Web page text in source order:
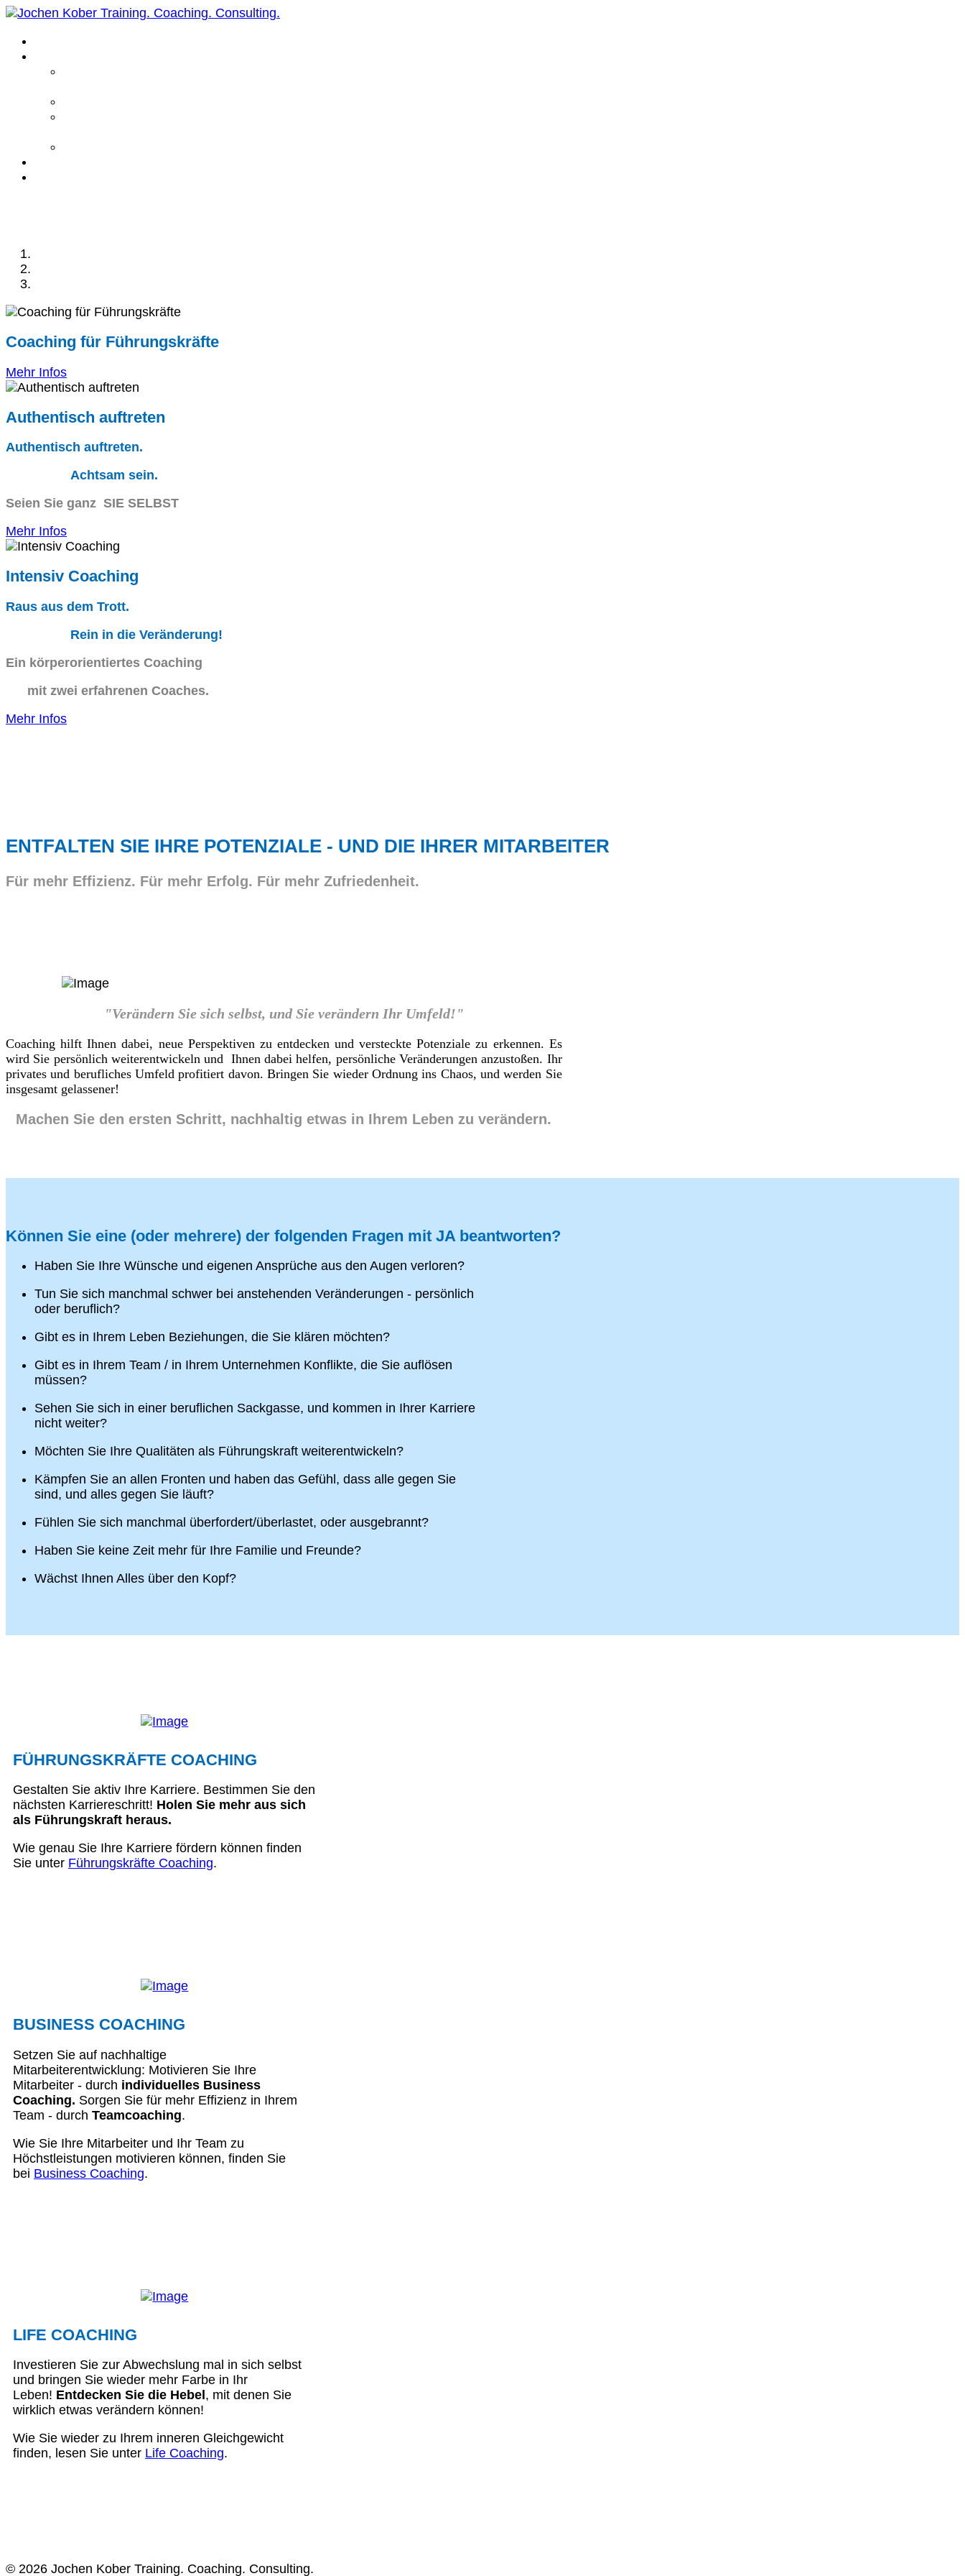
Coaching für Führungskräfte
Mehr Infos
Authentisch auftreten
Authentisch auftreten.
Achtsam sein.
Seien Sie ganz SIE SELBST
Mehr Infos
Intensiv Coaching
Raus aus dem Trott.
Rein in die Veränderung!
Ein körperorientiertes Coaching
mit zwei erfahrenen Coaches.
Mehr Infos
ENTFALTEN SIE IHRE POTENZIALE - UND DIE IHRER MITARBEITER
Für mehr Effizienz. Für mehr Erfolg. Für mehr Zufriedenheit.
"Verändern Sie sich selbst, und Sie verändern Ihr Umfeld!"
Coaching hilft Ihnen dabei, neue Perspektiven zu entdecken und versteckte Potenziale zu erkennen. Es
wird Sie persönlich weiterentwickeln und Ihnen dabei helfen, persönliche Veränderungen anzustoßen. Ihr
privates und berufliches Umfeld profitiert davon. Bringen Sie wieder Ordnung ins Chaos, und werden Sie
insgesamt gelassener!
Machen Sie den ersten Schritt, nachhaltig etwas in Ihrem Leben zu verändern.
Können Sie eine (oder mehrere) der folgenden Fragen mit JA beantworten?
Haben Sie Ihre Wünsche und eigenen Ansprüche aus den Augen verloren?
Tun Sie sich manchmal schwer bei anstehenden Veränderungen - persönlich
oder beruflich?
Gibt es in Ihrem Leben Beziehungen, die Sie klären möchten?
Gibt es in Ihrem Team / in Ihrem Unternehmen Konflikte, die Sie auflösen
müssen?
Sehen Sie sich in einer beruflichen Sackgasse, und kommen in Ihrer Karriere
nicht weiter?
Möchten Sie Ihre Qualitäten als Führungskraft weiterentwickeln?
Kämpfen Sie an allen Fronten und haben das Gefühl, dass alle gegen Sie
sind, und alles gegen Sie läuft?
Fühlen Sie sich manchmal überfordert/überlastet, oder ausgebrannt?
Haben Sie keine Zeit mehr für Ihre Familie und Freunde?
Wächst Ihnen Alles über den Kopf?
FÜHRUNGSKRÄFTE COACHING
Gestalten Sie aktiv Ihre Karriere. Bestimmen Sie den
nächsten Karriereschritt! Holen Sie mehr aus sich
als Führungskraft heraus.
Wie genau Sie Ihre Karriere fördern können finden
Sie unter Führungskräfte Coaching.
BUSINESS COACHING
Setzen Sie auf nachhaltige
Mitarbeiterentwicklung: Motivieren Sie Ihre
Mitarbeiter - durch individuelles Business
Coaching. Sorgen Sie für mehr Effizienz in Ihrem
Team - durch Teamcoaching.
Wie Sie Ihre Mitarbeiter und Ihr Team zu
Höchstleistungen motivieren können, finden Sie
bei Business Coaching.
LIFE COACHING
Investieren Sie zur Abwechslung mal in sich selbst
und bringen Sie wieder mehr Farbe in Ihr
Leben! Entdecken Sie die Hebel, mit denen Sie
wirklich etwas verändern können!
Wie Sie wieder zu Ihrem inneren Gleichgewicht
finden, lesen Sie unter Life Coaching.
© 2026 Jochen Kober Training. Coaching. Consulting.